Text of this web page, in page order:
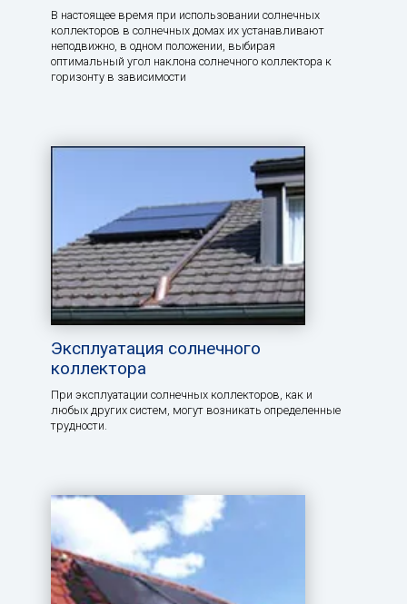
В настоящее время при использовании солнечных
коллекторов в солнечных домах их устанавливают
неподвижно, в одном положении, выбирая
оптимальный угол наклона солнечного коллектора к
горизонту в зависимости
Эксплуатация солнечного
коллектора
При эксплуатации солнечных коллекторов, как и
любых других систем, могут возникать определенные
трудности.